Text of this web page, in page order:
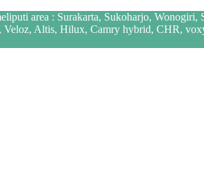
area : Surakarta, Sukoharjo,
Altis, Hilux, Camry hybrid, CHR,